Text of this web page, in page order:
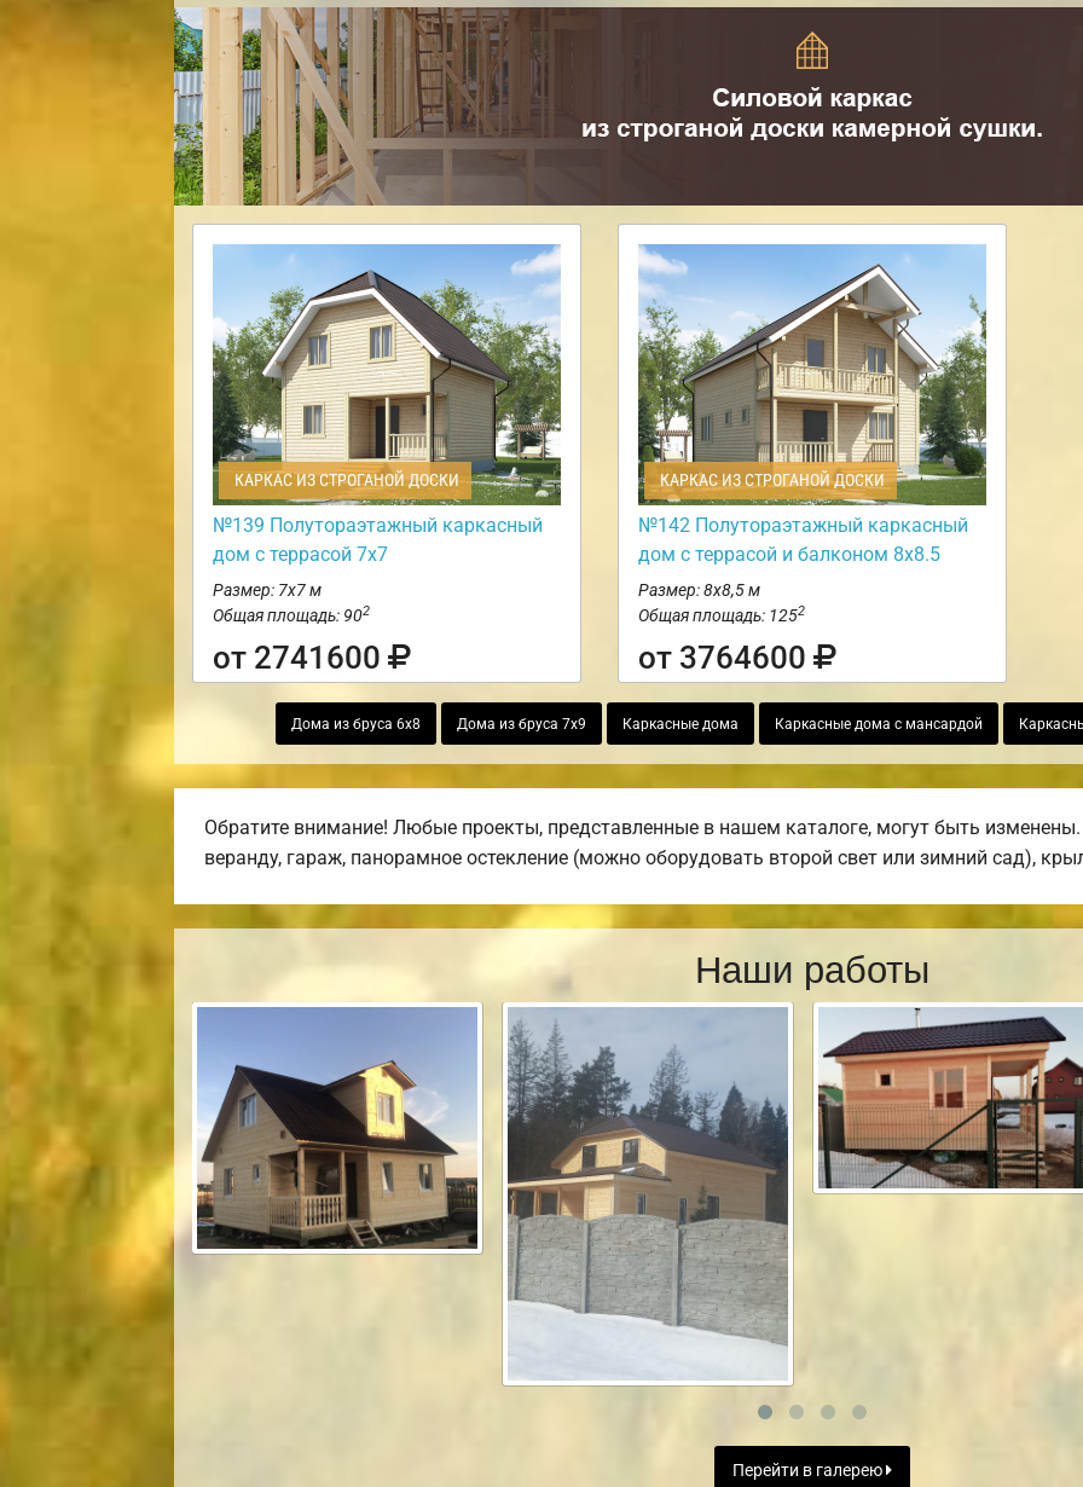
КАРКАС ИЗ СТРОГАНОЙ ДОСКИ
№139 Полутораэтажный каркасный
дом с террасой 7х7
Размер: 7х7 м
Общая площадь: 902
от 2741600
КАРКАС ИЗ СТРОГАНОЙ ДОСКИ
№142 Полутораэтажный каркасный
дом с террасой и балконом 8х8.5
Размер: 8х8,5 м
Общая площадь: 1252
от 3764600
Дома из бруса 6х8 Дома из бруса 7х9 Каркасные дома Каркасные дома с мансардой
Обратите внимание! Любые проекты, представленные в нашем каталоге, могут быть
веранду, гараж, панорамное остекление (можно оборудовать второй свет или зимний сад),
Наши работы
Перейти в галерею